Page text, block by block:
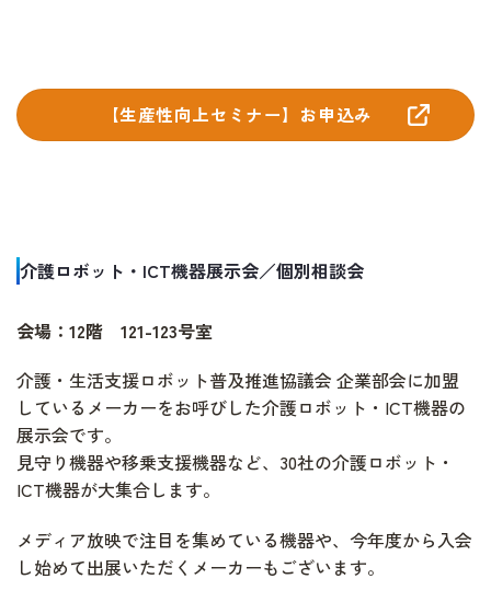
【生産性向上セミナー】お申込み
介護ロボット・ICT機器展示会／個別相談会
会場：12階 121-123号室
介護・生活支援ロボット普及推進協議会 企業部会に加盟
しているメーカーをお呼びした介護ロボット・ICT機器の
展示会です。
見守り機器や移乗支援機器など、30社の介護ロボット・
ICT機器が大集合します。
メディア放映で注目を集めている機器や、今年度から入会
し始めて出展いただくメーカーもございます。